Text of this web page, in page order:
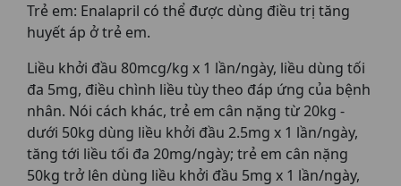
Trẻ em: Enalapril có thể được dùng điều trị tăng
huyết áp ở trẻ em.
Liều khởi đầu 80mcg/kg x 1 lần/ngày, liều dùng tối
đa 5mg, điều chình liều tùy theo đáp ứng của bệnh
nhân. Nói cách khác, trẻ em cân nặng từ 20kg -
dưới 50kg dùng liều khởi đầu 2.5mg x 1 lần/ngày,
tăng tới liều tối đa 20mg/ngày; trẻ em cân nặng
50kg trở lên dùng liều khởi đầu 5mg x 1 lần/ngày,